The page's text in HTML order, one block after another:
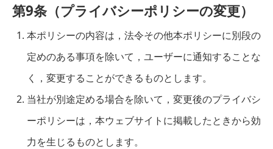
第9条（プライバシーポリシーの変更）
本ポリシーの内容は，法令その他本ポリシーに別段の
定めのある事項を除いて，ユーザーに通知することな
く，変更することができるものとします。
当社が別途定める場合を除いて，変更後のプライバシ
ーポリシーは，本ウェブサイトに掲載したときから効
力を生じるものとします。